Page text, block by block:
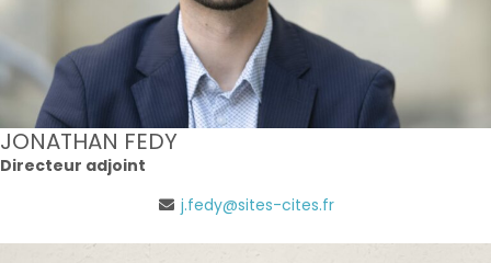
JONATHAN FEDY
Directeur adjoint
j.fedy@sites-cites.fr